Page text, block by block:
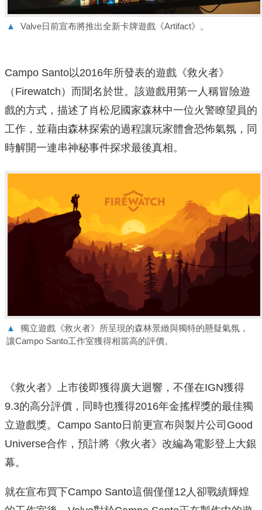
▲ Valve日前宣布將推出全新卡牌遊戲《Artifact》。
Campo Santo以2016年所發表的遊戲《救火者》
（Firewatch）而聞名於世。該遊戲用第一人稱冒險遊
戲的方式，描述了肖松尼國家森林中一位火警瞭望員的
工作，並藉由森林探索的過程讓玩家體會恐怖氣氛，同
時解開一連串神秘事件探求最後真相。
▲
獨立遊戲《救火者》所呈現的森林景緻與獨特的懸疑氣氛，
讓Campo Santo工作室獲得相當高的評價。
《救火者》上市後即獲得廣大迴響，不僅在IGN獲得
9.3的高分評價，同時也獲得2016年金搖桿獎的最佳獨
立遊戲獎。Campo Santo日前更宣布與製片公司 Good
Universe合作，預計將《救火者》改編為電影登上大銀
幕。
就在宣布買下Campo Santo這個僅僅12人卻戰績輝煌